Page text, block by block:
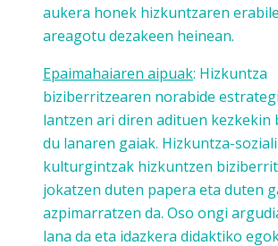
aukera honek hizkuntzaren
areagotu dezakeen heinean.
Epaimahaiaren aipuak: Hizkuntza
biziberritzearen norabide
lantzen ari diren adituen kezkekin
du lanaren gaiak. Hizkuntza-
kulturgintzak hizkuntzen
jokatzen duten papera eta duten
azpimarratzen da. Oso ongi
lana da eta idazkera didaktiko